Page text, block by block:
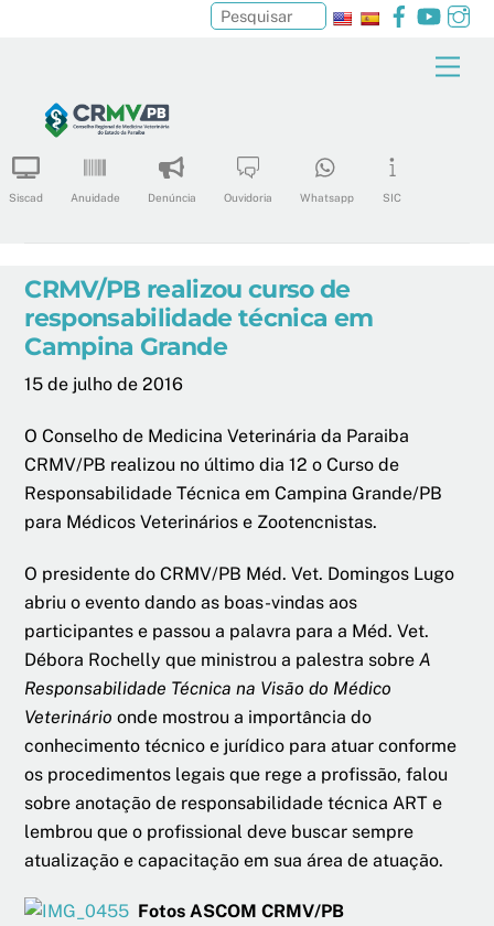
content
Facebook
Siscad Anuidade Denúncia Ouvidoria Whatsapp SIC
Pesquisar
CRMV/PB realizou curso de
responsabilidade técnica em
Campina Grande
15 de julho de 2016
O Conselho de Medicina Veterinária da Paraiba
CRMV/PB realizou no último dia 12 o Curso de
Responsabilidade Técnica em Campina Grande/PB
para Médicos Veterinários e Zootencnistas.
O presidente do CRMV/PB Méd. Vet. Domingos Lugo
abriu o evento dando as boas-vindas aos
participantes e passou a palavra para a Méd. Vet.
Débora Rochelly que ministrou a palestra sobreA
Responsabilidade Técnica na Visão do Médico
Veterinário onde mostrou a importância do
conhecimento técnico e jurídico para atuar conforme
os procedimentos legais que rege a profissão, falou
sobre anotação de responsabilidade técnica ART e
lembrou que o profissional deve buscar sempre
atualização e capacitação em sua área de atuação.
Fotos ASCOM CRMV/PB